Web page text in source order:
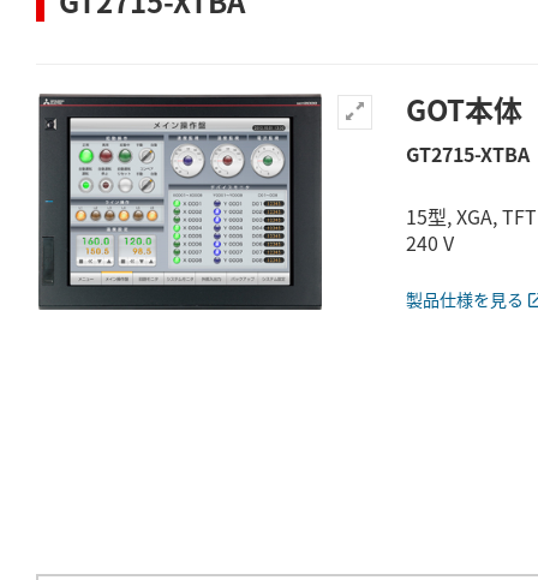
GOT本体
GT2715-XTBA
15型, XGA,
240 V
製品仕様を見る